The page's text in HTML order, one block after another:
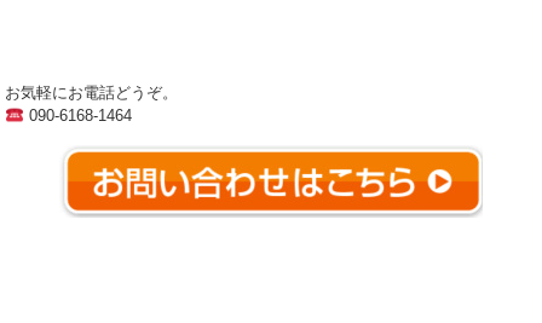
お気軽にお電話どうぞ。
090-6168-1464